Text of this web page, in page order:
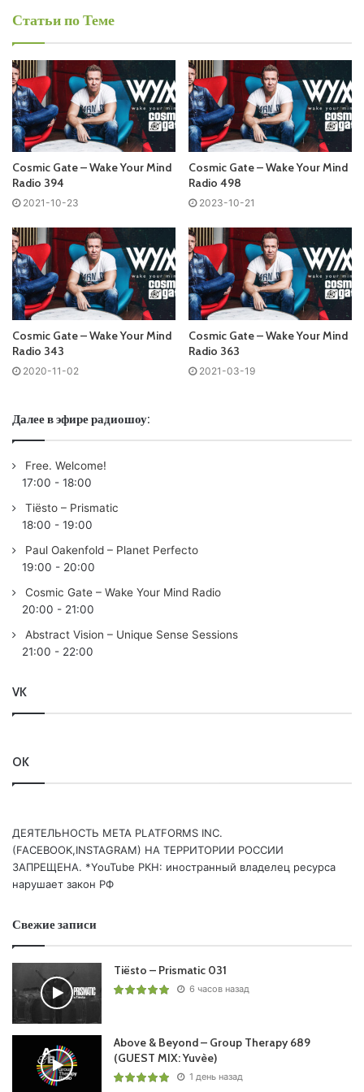
Запись выпусков
Слушай и добавляй плейлист VK:
Tracklist:
Coming soon…
01:17 | 01. Andrea Oliva – Neon Hearts | HABITAT
RECORDS
05:38 | 02. Semsei – Let Go Of Time | NOT WHAT IT
SEEMS
10:13 | 03. Nosi & Sistek – Burn For You |
17:38 | 05. Parra For Cuva – Manila Palm | PARRA FOR
CUVA
21:26 | 06. Patmogh – Baseline Hits |
26:45 | 07. Rodriguez Jr. – Higher | FEATHERS & BONES
29:47 | 08. Eze Ramirez – Shape | RADIKON
34:43 | 09. John Grand – Hyperstate | EUPHONIC
39:20 | 10. Estiva – Via Balearia | COLORIZE (ENHANCED)
43:06 | 11. Monolink – Perfect World (Colyn Remix) |
EMBASSY ONE
47:12 | 12. Eli & Fur – One That You Love | PIAS
50:14 | 13.Andrew Rayel & Olivia Sebastianelli –
Everything Everything (
54:55 | 14. FKN ft. Jahala – Why | VANDIT RECORDS
Понравился выпуск?
Статьи по Теме
Cosmic Gate – Wake Your Mind
Radio 394
2021-10-23
Cosmic Gate – Wake Your Mind
Radio 498
2023-10-21
Cosmic Gate – Wake Your Mind
Radio 343
2020-11-02
Cosmic Gate – Wake Your Mind
Radio 363
2021-03-19
Далее в эфире радиошоу:
Free. Welcome!
17:00 - 18:00
Tiësto – Prismatic
18:00 - 19:00
Paul Oakenfold – Planet Perfecto
19:00 - 20:00
Cosmic Gate – Wake Your Mind Radio
20:00 - 21:00
Abstract Vision – Unique Sense Sessions
21:00 - 22:00
VK
OK
ДЕЯТЕЛЬНОСТЬ МЕТА PLATFORMS INC.
(FACEBOOK,INSTAGRAM) НА ТЕРРИТОРИИ РОССИИ
ЗАПРЕЩЕНА. *YouTube РКН: иностранный владелец ресурса
нарушает закон РФ
Свежие записи
Tiësto – Prismatic 031
6 часов назад
Above & Beyond – Group Therapy 689
(GUEST MIX: Yuvèe)
1 день назад